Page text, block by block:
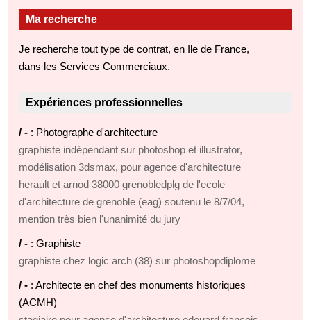
Ma recherche
Je recherche tout type de contrat, en Ile de France,
dans les Services Commerciaux.
Expériences professionnelles
/ - : Photographe d'architecture
graphiste indépendant sur photoshop et illustrator,
modélisation 3dsmax, pour agence d'architecture
herault et arnod 38000 grenobledplg de l'ecole
d'architecture de grenoble (eag) soutenu le 8/7/04,
mention très bien l'unanimité du jury
/ - : Graphiste
graphiste chez logic arch (38) sur photoshopdiplome
/ - : Architecte en chef des monuments historiques
(ACMH)